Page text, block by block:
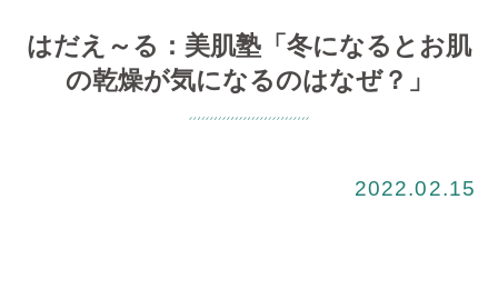
はだえ～る：美肌塾「冬になるとお肌
の乾燥が気になるのはなぜ？」
2022.02.15